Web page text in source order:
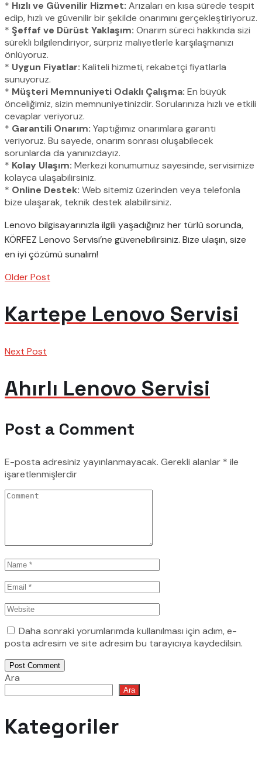
* Hızlı ve Güvenilir Hizmet: Arızaları en kısa sürede tespit
edip, hızlı ve güvenilir bir şekilde onarımını gerçekleştiriyoruz.
* Şeffaf ve Dürüst Yaklaşım: Onarım süreci hakkında sizi
sürekli bilgilendiriyor, sürpriz maliyetlerle karşılaşmanızı
önlüyoruz.
* Uygun Fiyatlar: Kaliteli hizmeti, rekabetçi fiyatlarla
sunuyoruz.
* Müşteri Memnuniyeti Odaklı Çalışma: En büyük
önceliğimiz, sizin memnuniyetinizdir. Sorularınıza hızlı ve etkili
cevaplar veriyoruz.
* Garantili Onarım: Yaptığımız onarımlara garanti
veriyoruz. Bu sayede, onarım sonrası oluşabilecek
sorunlarda da yanınızdayız.
* Kolay Ulaşım: Merkezi konumumuz sayesinde, servisimize
kolayca ulaşabilirsiniz.
* Online Destek: Web sitemiz üzerinden veya telefonla
bize ulaşarak, teknik destek alabilirsiniz.
Lenovo bilgisayarınızla ilgili yaşadığınız her türlü sorunda,
KÖRFEZ Lenovo Servisi’ne güvenebilirsiniz. Bize ulaşın, size
en iyi çözümü sunalım!
Older Post
Kartepe Lenovo Servisi
Next Post
Ahırlı Lenovo Servisi
Post a Comment
E-posta adresiniz yayınlanmayacak. Gerekli alanlar * ile
işaretlenmişlerdir
Daha sonraki yorumlarımda kullanılması için adım, e-
posta adresim ve site adresim bu tarayıcıya kaydedilsin.
Post Comment
Ara
Ara
Kategoriler